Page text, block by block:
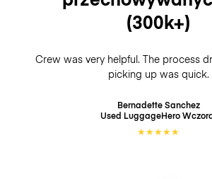
(300k+)
Crew was very helpful. The process
picking up was quick.
Bernadette Sanchez
Used LuggageHero
★★★★★